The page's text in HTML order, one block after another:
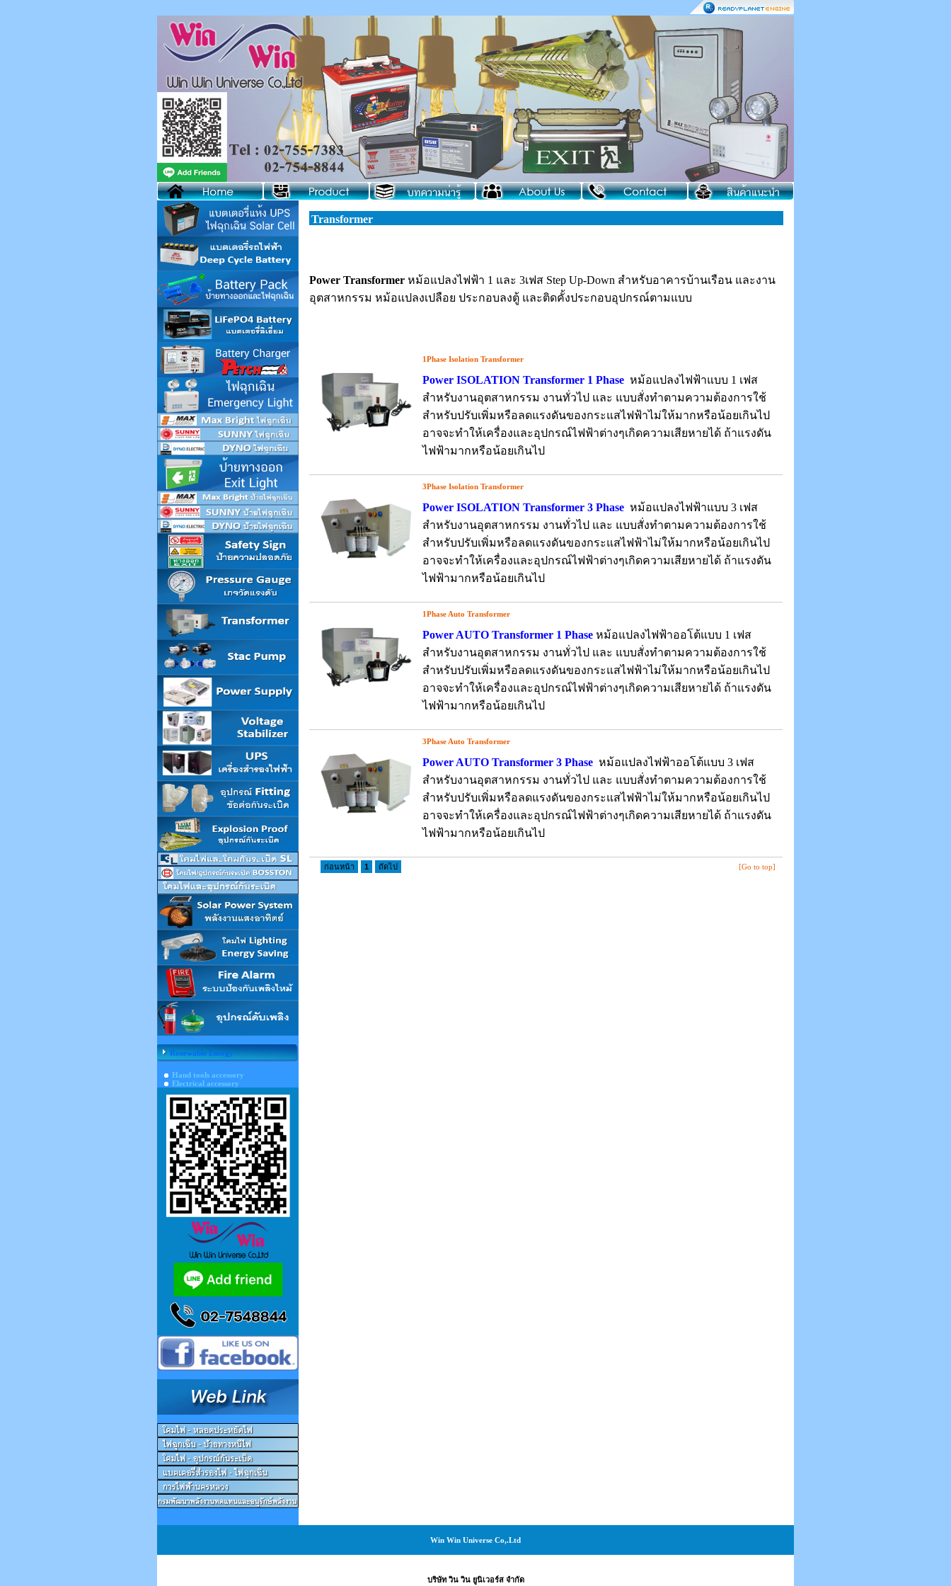
Renewable Energy
Hand tools accessory
Electrical accessory
Transformer
Power Transformer หม้อแปลงไฟฟ้า 1 และ 3เฟส Step Up-Down สำหรับอาคารบ้านเรือน และงาน
อุตสาหกรรม หม้อแปลงเปลือย ประกอบลงตู้ และติดคั้งประกอบอุปกรณ์ตามแบบ
1Phase Isolation Transformer
Power ISOLATION Transformer 1 Phase หม้อแปลงไฟฟ้าแบบ 1 เฟส
สำหรับงานอุตสาหกรรม งานทั่วไป และ แบบสั่งทำตามความต้องการใช้
สำหรับปรับเพิ่มหรือลดแรงดันของกระแสไฟฟ้าไม่ให้มากหรือน้อยเกินไป
อาจจะทำให้เครื่องและอุปกรณ์ไฟฟ้าต่างๆเกิดความเสียหายได้ ถ้าแรงดัน
ไฟฟ้ามากหรือน้อยเกินไป
3Phase Isolation Transformer
Power ISOLATION Transformer 3 Phase หม้อแปลงไฟฟ้าแบบ 3 เฟส
สำหรับงานอุตสาหกรรม งานทั่วไป และ แบบสั่งทำตามความต้องการใช้
สำหรับปรับเพิ่มหรือลดแรงดันของกระแสไฟฟ้าไม่ให้มากหรือน้อยเกินไป
อาจจะทำให้เครื่องและอุปกรณ์ไฟฟ้าต่างๆเกิดความเสียหายได้ ถ้าแรงดัน
ไฟฟ้ามากหรือน้อยเกินไป
1Phase Auto Transformer
Power AUTO Transformer 1 Phase หม้อแปลงไฟฟ้าออโต้แบบ 1 เฟส
สำหรับงานอุตสาหกรรม งานทั่วไป และ แบบสั่งทำตามความต้องการใช้
สำหรับปรับเพิ่มหรือลดแรงดันของกระแสไฟฟ้าไม่ให้มากหรือน้อยเกินไป
อาจจะทำให้เครื่องและอุปกรณ์ไฟฟ้าต่างๆเกิดความเสียหายได้ ถ้าแรงดัน
ไฟฟ้ามากหรือน้อยเกินไป
3Phase Auto Transformer
Power AUTO Transformer 3 Phase หม้อแปลงไฟฟ้าออโต้แบบ 3 เฟส
สำหรับงานอุตสาหกรรม งานทั่วไป และ แบบสั่งทำตามความต้องการใช้
สำหรับปรับเพิ่มหรือลดแรงดันของกระแสไฟฟ้าไม่ให้มากหรือน้อยเกินไป
อาจจะทำให้เครื่องและอุปกรณ์ไฟฟ้าต่างๆเกิดความเสียหายได้ ถ้าแรงดัน
ไฟฟ้ามากหรือน้อยเกินไป
ก่อนหน้า 1 ถัดไป [Go to top]
Win Win Universe Co,.Ltd
บริษัท วิน วิน ยูนิเวอร์ส จำกัด